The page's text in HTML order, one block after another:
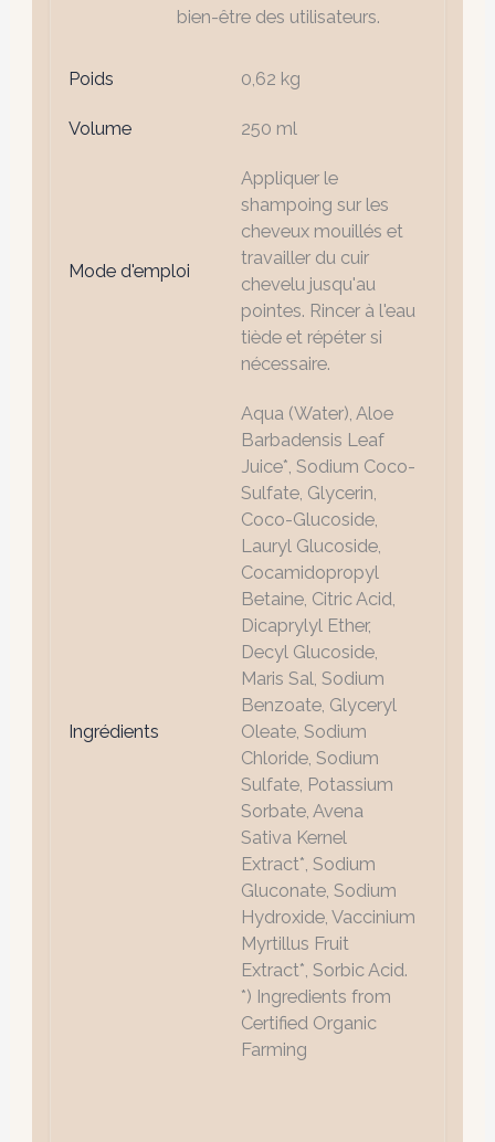
bien-être des utilisateurs.
Poids 0,62 kg
Volume 250 ml
Mode d'emploi
Appliquer le
shampoing sur les
cheveux mouillés et
travailler du cuir
chevelu jusqu'au
pointes. Rincer à l'eau
tiède et répéter si
nécessaire.
Ingrédients
Aqua (Water), Aloe
Barbadensis Leaf
Juice*, Sodium Coco-
Sulfate, Glycerin,
Coco-Glucoside,
Lauryl Glucoside,
Cocamidopropyl
Betaine, Citric Acid,
Dicaprylyl Ether,
Decyl Glucoside,
Maris Sal, Sodium
Benzoate, Glyceryl
Oleate, Sodium
Chloride, Sodium
Sulfate, Potassium
Sorbate, Avena
Sativa Kernel
Extract*, Sodium
Gluconate, Sodium
Hydroxide, Vaccinium
Myrtillus Fruit
Extract*, Sorbic Acid.
*) Ingredients from
Certified Organic
Farming